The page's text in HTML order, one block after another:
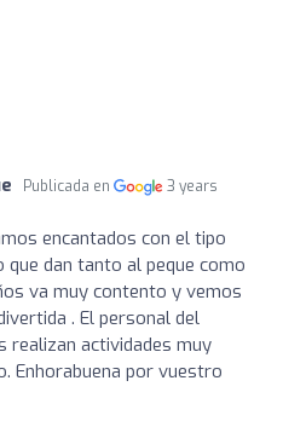
Publicada en
3 years
encantados con el tipo
dan tanto al peque como
va muy contento y vemos
. El personal del
realizan actividades muy
Enhorabuena por vuestro